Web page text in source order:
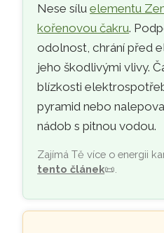
Nese síluelementu
kořenovou čakru.
odolnost, chrání před
jeho škodlivými vlivy.
blízkosti
pyramid nebo
nádob s pitnou vodou.
Zajímá Tě více o energii
tento článek📜